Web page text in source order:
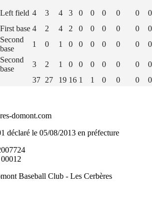
Left field 4 3 4 3 0 0 0 0 0
0
First base 4 2 4 2 0 0 0 0 0
0
Second
base
1 0 1 0 0 0 0 0 0 0
Second
base
3 2 1 0 0 0 0 0 0
0
37 27 19 16 1 1 0 0 0 0
domont.com
déclaré le 05/08/2013 en préfecture
Baseball Club - Les Cerbères